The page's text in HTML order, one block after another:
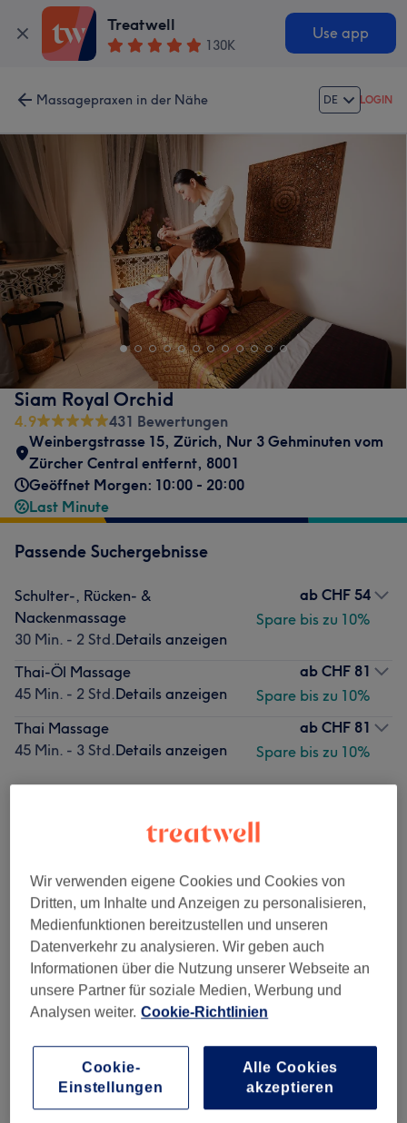
Treatwell
130K
Use app
Massagepraxen in der Nähe DE LOGIN
Siam Royal Orchid
4.9
431 Bewertungen
Weinbergstrasse 15, Zürich, Nur 3 Gehminuten vom
Zürcher Central entfernt, 8001
Geöffnet Morgen: 10:00 - 20:00
Last Minute
Passende Suchergebnisse
Schulter-, Rücken- &
Nackenmassage
30 Min. - 2 Std.Details anzeigen
ab CHF 54
Spare bis zu 10%
Thai-Öl Massage
45 Min. - 2 Std.Details anzeigen
ab CHF 81
Spare bis zu 10%
Thai Massage
45 Min. - 3 Std.Details anzeigen
ab CHF 81
Spare bis zu 10%
Entspannungsmassage (5) ab CHF 81
Massagen (11) ab CHF 54
Salonbewertungen
4.9
Wir verwenden eigene Cookies und Cookies von
Dritten, um Inhalte und Anzeigen zu personalisieren,
Medienfunktionen bereitzustellen und unseren
Datenverkehr zu analysieren. Wir geben auch
Informationen über die Nutzung unserer Webseite an
unsere Partner für soziale Medien, Werbung und
Analysen weiter. Cookie-Richtlinien
Alle Cookies
akzeptieren
Cookie-
Einstellungen